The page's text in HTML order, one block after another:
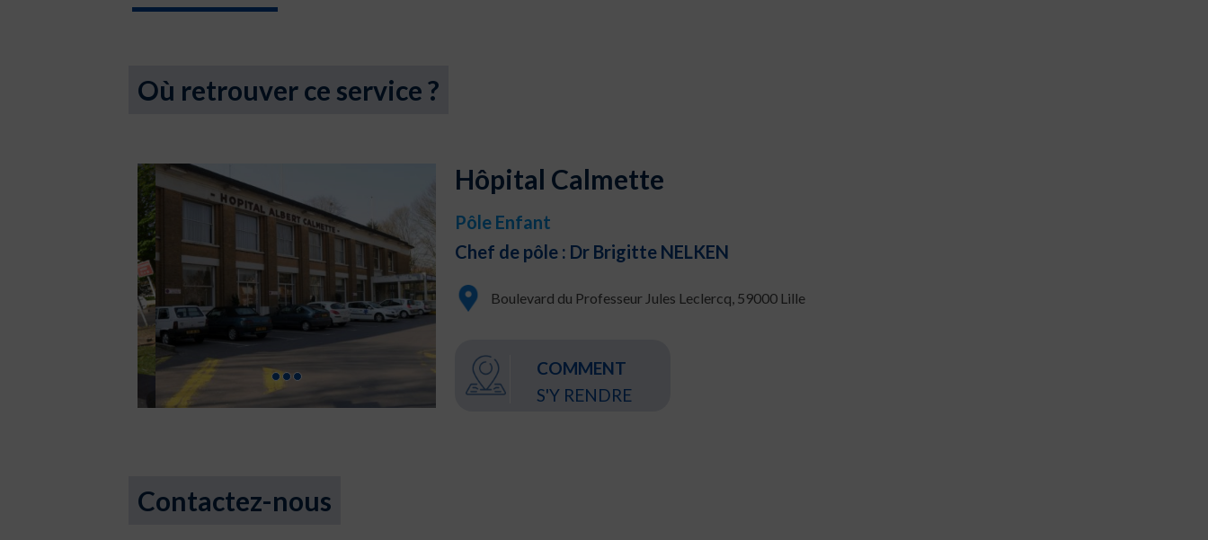
Où retrouver ce service ?
Hôpital Calmette
Pôle Enfant
Chef de pôle : Dr Brigitte NELKEN
Boulevard du Professeur Jules Leclercq, 59000 Lille
COMMENT
S'Y RENDRE
Contactez-nous